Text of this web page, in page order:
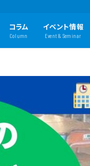
コラム
Column
イベント情報
Event & Seminar